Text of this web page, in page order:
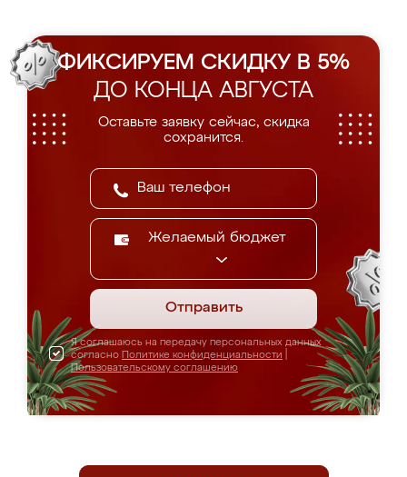
ФИКСИРУЕМ СКИДКУ В 5%
ДО КОНЦА АВГУСТА
Оставьте заявку сейчас, скидка
сохранится.
Желаемый бюджет
Отправить
Я соглашаюсь на передачу персональных данных
согласно Политике конфиденциальности
Пользовательскому соглашению